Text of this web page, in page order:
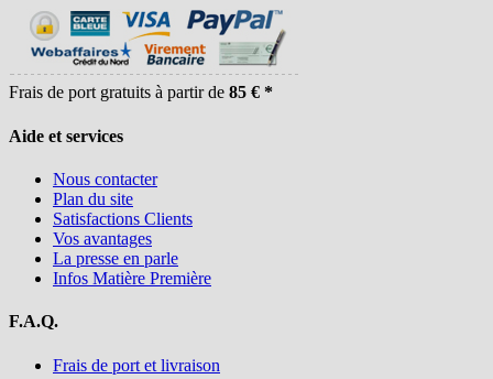
Frais de port gratuits à partir de 85 € *
Aide et services
Nous contacter
Plan du site
Satisfactions Clients
Vos avantages
La presse en parle
Infos Matière Première
F.A.Q.
Frais de port et livraison